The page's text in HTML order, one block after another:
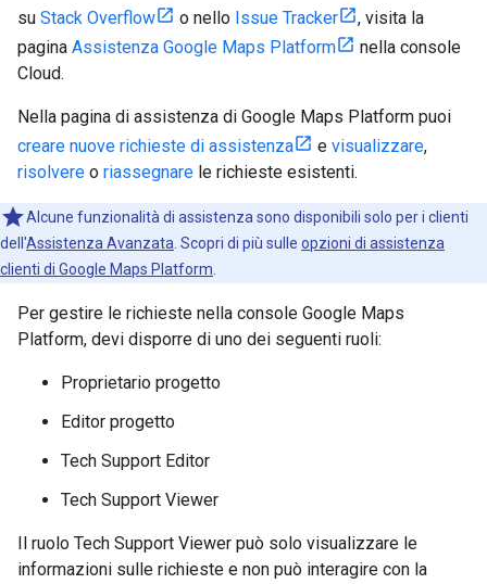
su Stack Overflow o nello Issue Tracker
, visita la
pagina Assistenza Google Maps Platform
nella console
Cloud.
Nella pagina di assistenza di Google Maps Platform puoi
creare nuove richieste di assistenza
e visualizzare,
risolvere o riassegnare le richieste esistenti.
Alcune funzionalità di assistenza sono disponibili solo per i clienti
dell'Assistenza Avanzata . Scopri di più sulle opzioni di assistenza
clienti di Google Maps Platform
Per gestire le richieste nella console Google Maps
Platform, devi disporre di uno dei seguenti ruoli:
Proprietario progetto
Editor progetto
Tech Support Editor
Tech Support Viewer
Il ruolo Tech Support Viewer può solo visualizzare le
informazioni sulle richieste e non può interagire con la